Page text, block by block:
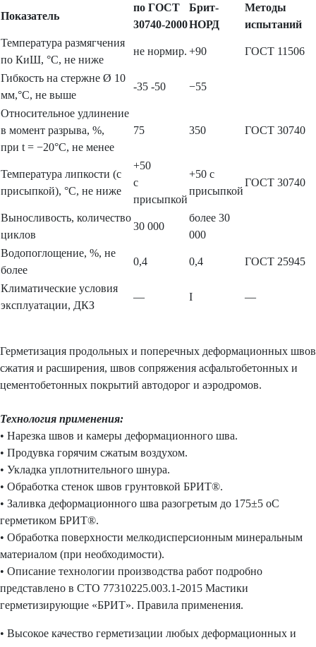
Показатель
по ГОСТ
30740-2000
Брит-
НОРД
Методы
испытаний
Температура размягчения
по КиШ, °С, не ниже
не нормир. +90 ГОСТ 11506
Гибкость на стержне Ø 10
мм,°С, не выше
-35 -50 −55
Относительное удлинение
в момент разрыва, %,
при t = −20°С, не менее
75 350 ГОСТ 30740
Температура липкости (с
присыпкой), °С, не ниже
+50
с
присыпкой
+50 с
присыпкой
ГОСТ 30740
Выносливость, количество
циклов
30 000
более 30
000
Водопоглощение, %, не
более
0,4 0,4 ГОСТ 25945
Климатические условия
эксплуатации, ДКЗ
— I —
Герметизация продольных и поперечных деформационных швов
сжатия и расширения, швов сопряжения асфальтобетонных и
цементобетонных покрытий автодорог и аэродромов.
Технология применения:
• Нарезка швов и камеры деформационного шва.
• Продувка горячим сжатым воздухом.
• Укладка уплотнительного шнура.
• Обработка стенок швов грунтовкой БРИТ®.
• Заливка деформационного шва разогретым до 175±5 oС
герметиком БРИТ®.
• Обработка поверхности мелкодисперсионным минеральным
материалом (при необходимости).
• Описание технологии производства работ подробно
представлено в СТО 77310225.003.1-2015 Мастики
герметизирующие «БРИТ». Правила применения.
• Высокое качество герметизации любых деформационных и